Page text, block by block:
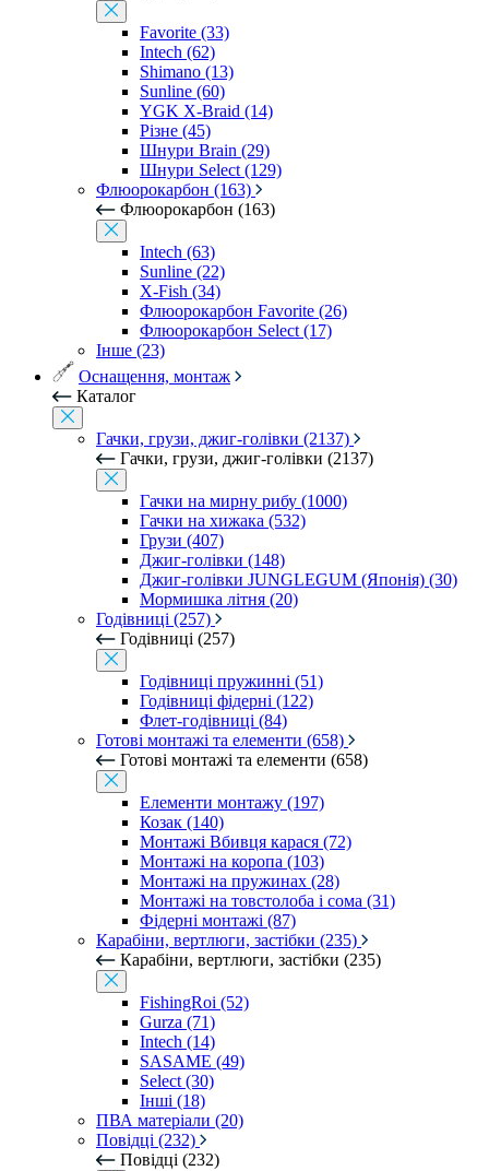
Favorite (33)
Intech (62)
Shimano (13)
Sunline (60)
YGK X-Braid (14)
Різне (45)
Шнури Brain (29)
Шнури Select (129)
Флюорокарбон (163)
Флюорокарбон (163)
Intech (63)
Sunline (22)
X-Fish (34)
Флюорокарбон Favorite (26)
Флюорокарбон Select (17)
Інше (23)
Оснащення, монтаж
Каталог
Гачки, грузи, джиг-голівки (2137)
Гачки, грузи, джиг-голівки (2137)
Гачки на мирну рибу (1000)
Гачки на хижака (532)
Грузи (407)
Джиг-голівки (148)
Джиг-голівки JUNGLEGUM (Японія) (30)
Мормишка літня (20)
Годівниці (257)
Годівниці (257)
Годівниці пружинні (51)
Годівниці фідерні (122)
Флет-годівниці (84)
Готові монтажі та елементи (658)
Готові монтажі та елементи (658)
Елементи монтажу (197)
Козак (140)
Монтажі Вбивця карася (72)
Монтажі на коропа (103)
Монтажі на пружинах (28)
Монтажі на товстолоба і сома (31)
Фідерні монтажі (87)
Карабіни, вертлюги, застібки (235)
Карабіни, вертлюги, застібки (235)
FishingRoi (52)
Gurza (71)
Intech (14)
SASAME (49)
Select (30)
Інші (18)
ПВА матеріали (20)
Повідці (232)
Повідці (232)